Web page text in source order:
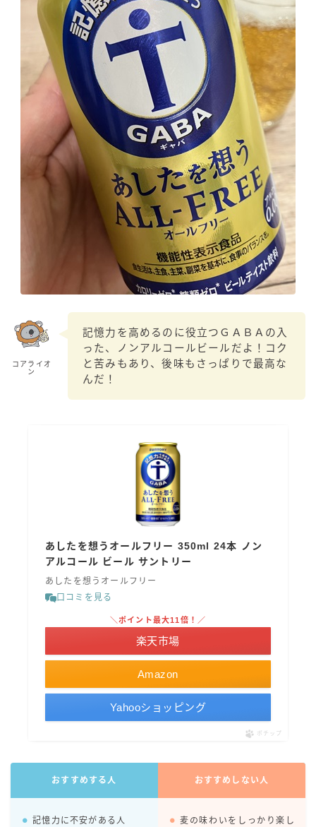
コアライオ
ン
記憶力を高めるのに役立つＧＡＢＡの入
った、ノンアルコールビールだよ！コク
と苦みもあり、後味もさっぱりで最高な
んだ！
あしたを想うオールフリー 350ml 24本 ノン
アルコール ビール サントリー
あしたを想うオールフリー
口コミを見る
Amazon
＼ポイント最大11倍！／
楽天市場
Yahooショッピング
ポチップ
おすすめする人 おすすめしない人
記憶力に不安がある人
麦の味わいをしっかり楽し